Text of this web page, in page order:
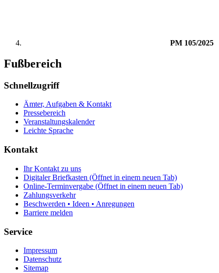
PM 105/2025
Fußbereich
Schnellzugriff
Ämter, Aufgaben & Kontakt
Pressebereich
Veranstaltungskalender
Leichte Sprache
Kontakt
Ihr Kontakt zu uns
Digitaler Briefkasten (Öffnet in einem neuen Tab)
Online-Terminvergabe (Öffnet in einem neuen Tab)
Zahlungsverkehr
Beschwerden • Ideen • Anregungen
Barriere melden
Service
Impressum
Datenschutz
Sitemap